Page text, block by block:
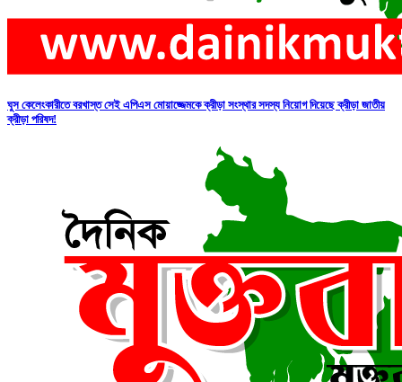
ঘুস কেলেংকারীতে বরখাস্ত সেই এপিএস মোয়াজ্জেমকে ক্রীড়া সংস্থার সদস্য নিয়োগ দিয়েছে ক্রীড়া জাতীয়
ক্রীড়া পরিষদ!